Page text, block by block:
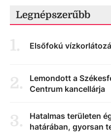
Legnépszerűbb
1. Elsőfokú
2.
Lemondott a
Centrum kancellárja
3.
Hatalmas területen
határában, gyorsan